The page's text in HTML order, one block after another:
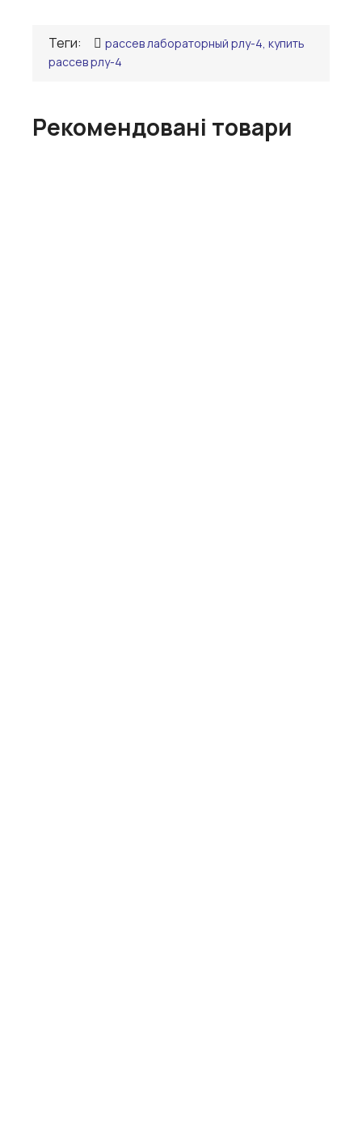
Теги:
рассев лабораторный рлу-4, купить
рассев рлу-4
Рекомендовані товари